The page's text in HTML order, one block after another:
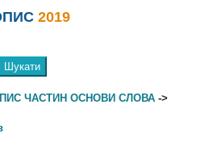
2019
ЧАСТИН ОСНОВИ СЛОВА->